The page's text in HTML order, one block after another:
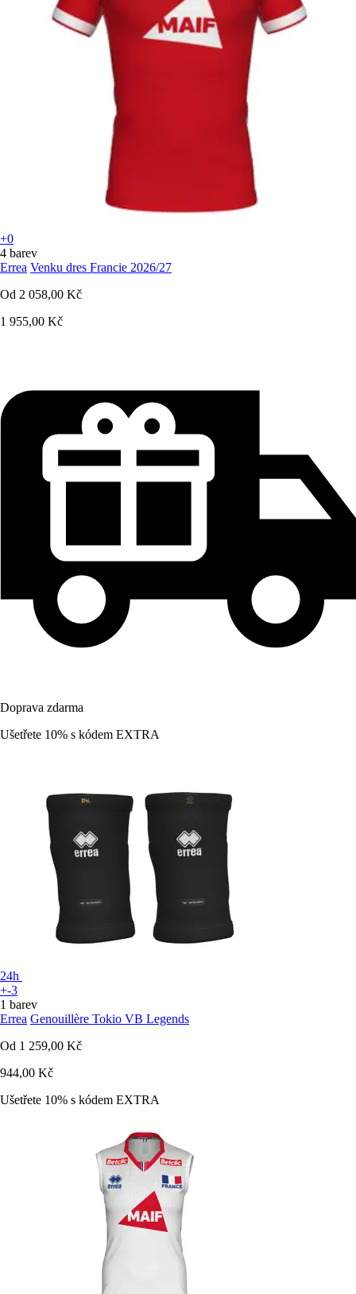
+0
4 barev
Errea Venku dres Francie 2026/27
Od 2 058,00 Kč
1 955,00 Kč
Doprava zdarma
Ušetřete 10% s kódem EXTRA
24h
+-3
1 barev
Errea Genouillère Tokio VB Legends
Od 1 259,00 Kč
944,00 Kč
Ušetřete 10% s kódem EXTRA